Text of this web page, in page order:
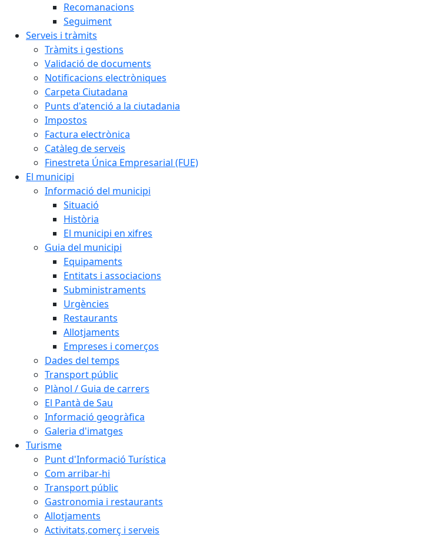
Recomanacions
Seguiment
Serveis i tràmits
Tràmits i gestions
Validació de documents
Notificacions electròniques
Carpeta Ciutadana
Punts d'atenció a la ciutadania
Impostos
Factura electrònica
Catàleg de serveis
Finestreta Única Empresarial (FUE)
El municipi
Informació del municipi
Situació
Història
El municipi en xifres
Guia del municipi
Equipaments
Entitats i associacions
Subministraments
Urgències
Restaurants
Allotjaments
Empreses i comerços
Dades del temps
Transport públic
Plànol / Guia de carrers
El Pantà de Sau
Informació geogràfica
Galeria d'imatges
Turisme
Punt d'Informació Turística
Com arribar-hi
Transport públic
Gastronomia i restaurants
Allotjaments
Activitats,comerç i serveis